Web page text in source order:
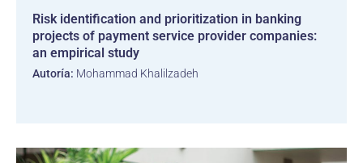
Risk identification and prioritization in banking
projects of payment service provider companies:
an empirical study
Autoría: Mohammad Khalilzadeh